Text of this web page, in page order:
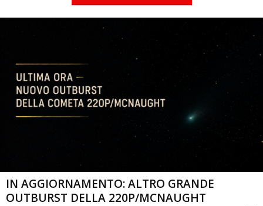
IN AGGIORNAMENTO: ALTRO GRANDE
OUTBURST DELLA 220P/MCNAUGHT